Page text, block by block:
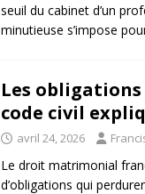
seuil du cabinet d’un
minutieuse s’impose
Les obligations
code civil
avril 24, 2026
Le droit matrimonial
d’obligations qui